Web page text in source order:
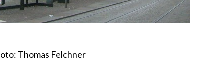
Thomas Felchner